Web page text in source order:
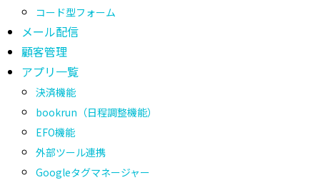
コード型フォーム
メール配信
顧客管理
アプリ一覧
決済機能
bookrun（日程調整機能）
EFO機能
外部ツール連携
Googleタグマネージャー